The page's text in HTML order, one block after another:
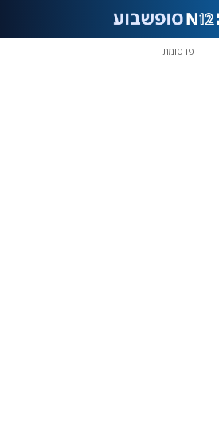
פרסומת